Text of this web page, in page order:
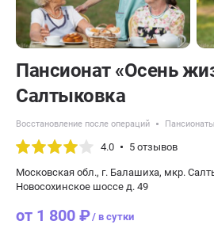
Пансионат «Осень
Салтыковка
Восстановление после операций
4.0 5 отзывов
Московская обл., г. Балашиха, мкр.
Новоcохинское шоссе д. 49
от 1 800 ₽/ в сутки